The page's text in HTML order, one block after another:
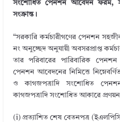
সংশোধিত পেনশন আবেদন ফরম,
সংক্রান্ত।
“সরকারি কর্মচারীগণের পেনশন
নং অনুচ্ছেদ অনুযায়ী অবসরপ্রাপ্ত
তার পরিবারের পারিবারিক
পেনশন আবেদনের নিমিত্তে
ও কাগজপত্রাদি সংশোধিত
কাগজপত্রাদি সংশোধিত আকারে
(i) প্রত্যাশিত শেষ বেতনপত্র